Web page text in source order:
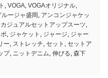
VOGA VOGAオリジナル
ルージャ盛岡 アンコンジャケッ
カジュアルセットアップスーツ
ジャケット ジャージ ジャー
ー ストレッチ セット
セットア
プ, ニットデニム 伸びる 森下